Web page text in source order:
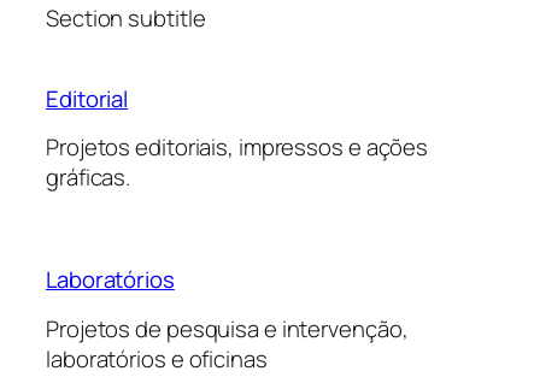
Section subtitle
Editorial
Projetos editoriais, impressos e ações
gráficas.
Laboratórios
Projetos de pesquisa e intervenção,
laboratórios e oficinas